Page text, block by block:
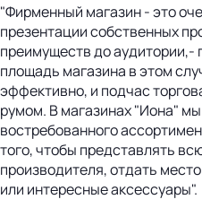
"Фирменный магазин - это
презентации собственных
преимуществ до аудитории,-
площадь магазина в этом
эффективно, и подчас
румом. В магазинах "Иона"
востребованного
того, чтобы представлять
производителя, отдать
или интересные аксессуары".